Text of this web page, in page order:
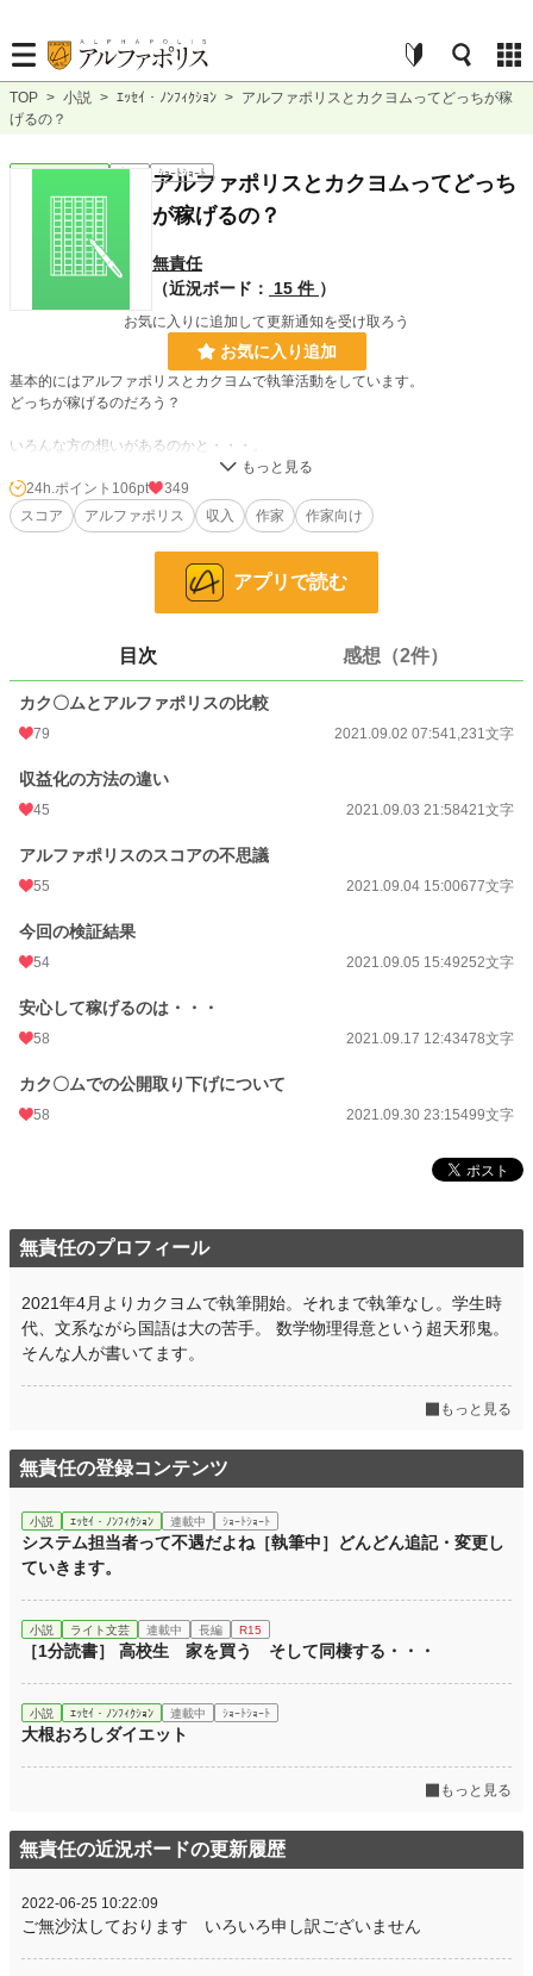
TOP > 小説 > ｴｯｾｲ・ﾉﾝﾌｨｸｼｮﾝ > アルファポリスとカクヨムってどっちが稼
げるの？
ｴｯｾｲ・ﾉﾝﾌｨｸｼｮﾝ 完結 ｼｮｰﾄｼｮｰﾄ
アルファポリスとカクヨムってどっち
が稼げるの？
無責任
（近況ボード：
15 件 ）
お気に入りに追加して更新通知を受け取ろう
お気に入り追加
基本的にはアルファポリスとカクヨムで執筆活動をしています。
どっちが稼げるのだろう？
いろんな方の想いがあるのかと・・・。
2021年4月からカクヨムで、2021年5月からアルファポリスで執筆を開始しまし
た。
あくまで、僕の場合ですが、実データを元に・・・。
10,619 位 / 228,840 件
23
24h.ポイント 106 pt
更新日時 2021.09.30 23:15
月間ポイント
年間ポイント 67,478 pt (8,272 位)
累計ポイント
24h.ポイント 106pt
349
スコア
アルファポリス 収入 作家 作家向け
アプリで読む
目次 感想（2件）
カク〇ムとアルファポリスの比較
79 2021.09.02 07:541,231文字
収益化の方法の違い
45 2021.09.03 21:58421文字
アルファポリスのスコアの不思議
55 2021.09.04 15:00677文字
今回の検証結果
54 2021.09.05 15:49252文字
安心して稼げるのは・・・
58 2021.09.17 12:43478文字
カク〇ムでの公開取り下げについて
58 2021.09.30 23:15499文字
無責任のプロフィール
2021年4月よりカクヨムで執筆開始。それまで執筆なし。学生時
代、文系ながら国語は大の苦手。 数学物理得意という超天邪鬼。
そんな人が書いてます。
もっと見る
無責任の登録コンテンツ
小説 ｴｯｾｲ・ﾉﾝﾌｨｸｼｮﾝ 連載中 ｼｮｰﾄｼｮｰﾄ
システム担当者って不遇だよね［執筆中］どんどん追記・変更し
ていきます。
小説 ライト文芸 連載中 長編 R15
［1分読書］ 高校生 家を買う そして同棲する・・・
小説 ｴｯｾｲ・ﾉﾝﾌｨｸｼｮﾝ 連載中 ｼｮｰﾄｼｮｰﾄ
大根おろしダイエット
もっと見る
無責任の近況ボードの更新履歴
2022-06-25 10:22:09
ご無沙汰しております いろいろ申し訳ございません